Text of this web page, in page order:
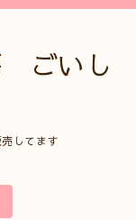
ごいし
してます